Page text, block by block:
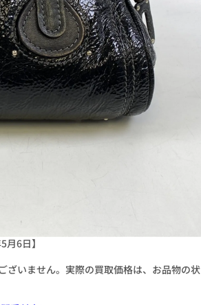
6日】
いません。実際の買取価格は、お品物の状